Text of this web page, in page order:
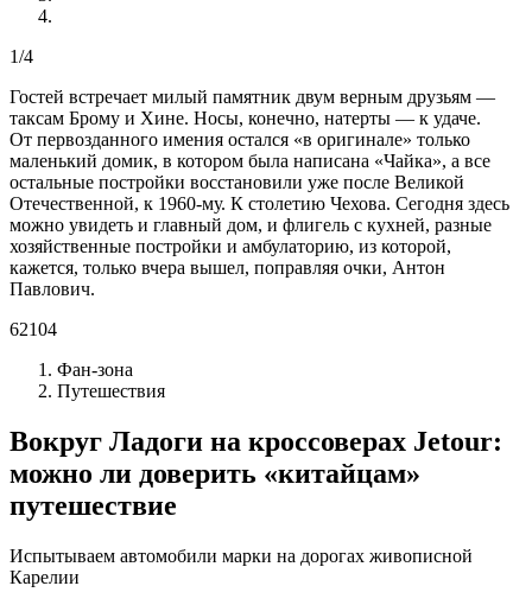
1/4
Гостей встречает милый памятник двум верным друзьям —
таксам Брому и Хине. Носы, конечно, натерты — к удаче.
От первозданного имения остался «в оригинале» только
маленький домик, в котором была написана «Чайка», а все
остальные постройки восстановили уже после Великой
Отечественной, к 1960-му. К столетию Чехова. Сегодня здесь
можно увидеть и главный дом, и флигель с кухней, разные
хозяйственные постройки и амбулаторию, из которой,
кажется, только вчера вышел, поправляя очки, Антон
Павлович.
62104
Фан-зона
Путешествия
Вокруг Ладоги на кроссоверах Jetour:
можно ли доверить «китайцам»
путешествие
Испытываем автомобили марки на дорогах живописной
Карелии